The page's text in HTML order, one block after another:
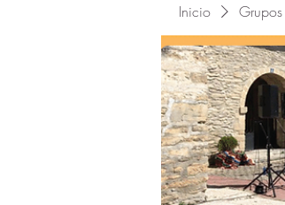
Inicio Grupos